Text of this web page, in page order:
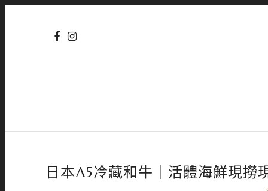
日本A5冷藏和牛｜活體海鮮現撈